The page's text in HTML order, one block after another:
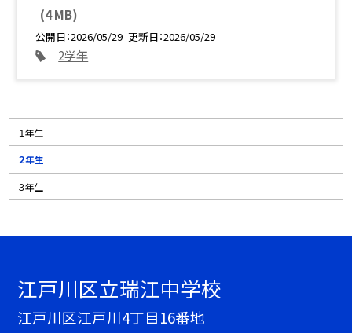
(4 MB)
公開日 2026/05/29 更新日 2026/05/29
2学年
１年生
２年生
３年生
江戸川区立瑞江中学校
江戸川区江戸川4丁目16番地